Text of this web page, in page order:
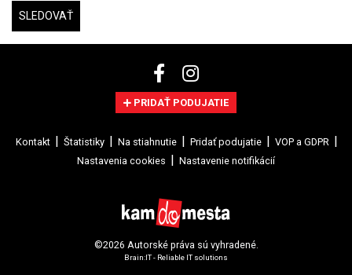
SLEDOVAŤ
PRIDAŤ PODUJATIE
Kontakt Štatistiky Na stiahnutie Pridať podujatie
VOP a GDPR
Nastavenia cookies
Nastavenie notifikácií
©2026 Autorské práva sú vyhradené.
Brain:IT - Reliable IT solutions